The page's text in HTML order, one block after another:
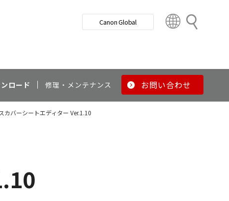
検
Canon Global
t
y
ロード 修理・メンテナンス お問い合わせ
カバーシートエディター Ver.1.10